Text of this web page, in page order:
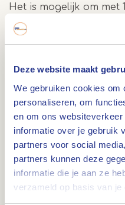
Deze website maakt
We gebruiken cookies om
personaliseren, om
en om ons
informatie over je gebruik
partners voor social
partners kunnen deze
informatie die je aan ze
verzameld op basis van je
Het is mogelijk om met
komen; in de
Pluk en theetuin
Buiten heb je de
afgeschermd is.
een
tuin waar je heerlijke
zijn ook